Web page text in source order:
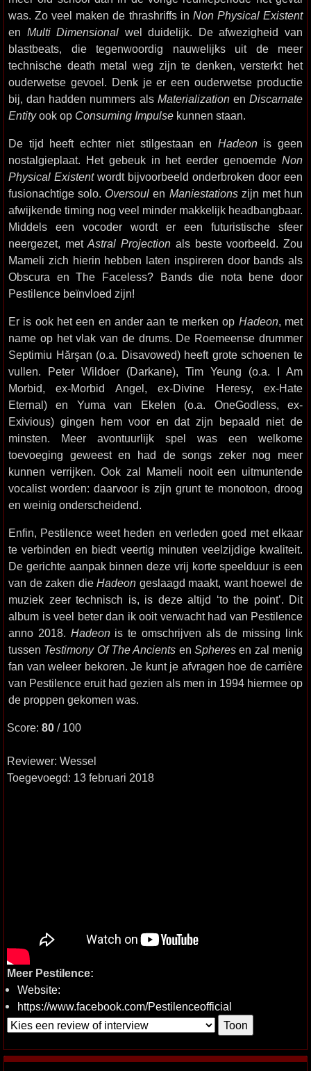
was. Zo veel maken de thrashriffs in Non Physical Existent
en Multi Dimensional wel duidelijk. De afwezigheid van
blastbeats, die tegenwoordig nauwelijks uit de meer
technische death metal weg zijn te denken, versterkt het
ouderwetse gevoel. Denk je er een ouderwetse productie
bij, dan hadden nummers als MaterializationenDiscarnate
Entityook op Consuming Impulse kunnen staan.
De tijd heeft echter niet stilgestaan en Hadeonis geen
nostalgieplaat. Het gebeuk in het eerder genoemde Non
Physical Existentwordt bijvoorbeeld onderbroken door een
fusionachtige solo. Oversoul en Maniestationszijn met hun
afwijkende timing nog veel minder makkelijk headbangbaar.
Middels een vocoder wordt er een futuristische sfeer
neergezet, metAstral Projection als beste voorbeeld. Zou
Mameli zich hierin hebben laten inspireren door bands als
Obscura en The Faceless? Bands die nota bene door
Pestilence beïnvloed zijn!
Er is ook het een en ander aan te merken op Hadeon, met
name op het vlak van de drums. De Roemeense drummer
Septimiu Hărşan (o.a. Disavowed) heeft grote schoenen te
vullen. Peter Wildoer (Darkane), Tim Yeung (o.a. I Am
Morbid, ex-Morbid Angel, ex-Divine Heresy, ex-Hate
Eternal) en Yuma van Ekelen (o.a. OneGodless, ex-
Exivious) gingen hem voor en dat zijn bepaald niet de
minsten. Meer avontuurlijk spel was een welkome
toevoeging geweest en had de songs zeker nog meer
kunnen verrijken. Ook zal Mameli nooit een uitmuntende
vocalist worden: daarvoor is zijn grunt te monotoon, droog
en weinig onderscheidend.
Enfin, Pestilence weet heden en verleden goed met elkaar
te verbinden en biedt veertig minuten veelzijdige kwaliteit.
De gerichte aanpak binnen deze vrij korte speelduur is een
van de zaken dieHadeon geslaagd maakt, want hoewel de
muziek zeer technisch is, is deze altijd ‘to the point’. Dit
album is veel beter dan ik ooit verwacht had van Pestilence
anno 2018. Hadeonis te omschrijven als de missing link
tussen Testimony Of The Ancients enSpheres en zal menig
fan van weleer bekoren. Je kunt je afvragen hoe de carrière
van Pestilence eruit had gezien als men in 1994 hiermee op
de proppen gekomen was.
Score: 80 / 100
Reviewer: Wessel
Toegevoegd: 13 februari 2018
Meer Pestilence:
Website:
https://www.facebook.com/Pestilenceofficial